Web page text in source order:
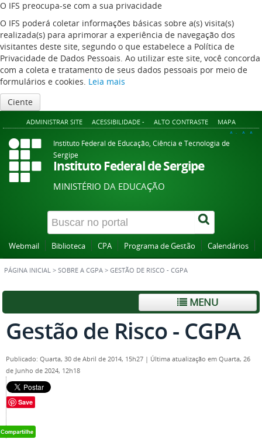
O IFS preocupa-se com a sua privacidade
O IFS poderá coletar informações básicas sobre a(s) visita(s)
realizada(s) para aprimorar a experiência de navegação dos
visitantes deste site, segundo o que estabelece a Política de
Privacidade de Dados Pessoais. Ao utilizar este site, você concorda
com a coleta e tratamento de seus dados pessoais por meio de
formulários e cookies. Leia mais
Ciente
ADMINISTRAR SITE ACESSIBILIDADE - ALTO CONTRASTE MAPA
A+ A A-
Instituto Federal de Educação, Ciência e Tecnologia de
Sergipe
Instituto Federal de Sergipe
MINISTÉRIO DA EDUCAÇÃO
Webmail Biblioteca CPA Programa de Gestão Calendários
PÁGINA INICIAL > SOBRE A CGPA > GESTÃO DE RISCO - CGPA
MENU
Gestão de Risco - CGPA
Publicado: Quarta, 30 de Abril de 2014, 15h27 | Última atualização em Quarta, 26
de Junho de 2024, 12h18
Save